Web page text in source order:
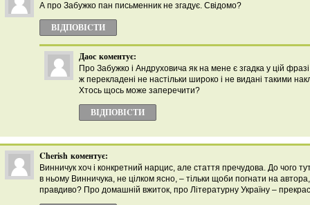
А про Забужко пан письменник не згадує. Свідомо?
ВІДПОВІCТИ
Даос коментує:
Про Забужко і Андруховича як на мене є згадка у цій
ж перекладені не настільки широко і не видані такими
Хтось щось може заперечити?
ВІДПОВІCТИ
Cherish коментує:
Винничук хоч і конкретний нарцис, але стаття пречудова. До чого
в ньому Винничука, не цілком ясно, – тільки щоби погнати на
правдиво? Про домашній вжиток, про Літературну Україну –